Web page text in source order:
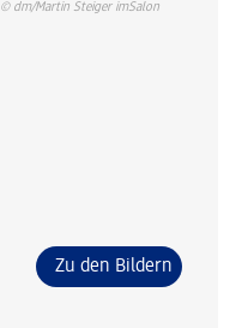
© dm/Martin Steiger imSalon
Zu den Bildern